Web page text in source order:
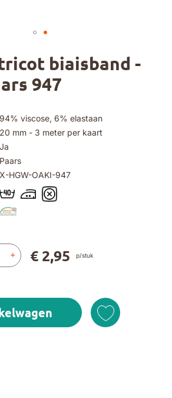
biaisband -
947
94% viscose, 6% elastaan
20 mm - 3 meter per kaart
Ja
Paars
X-HGW-OAKI-947
+ € 2,95 p/stuk